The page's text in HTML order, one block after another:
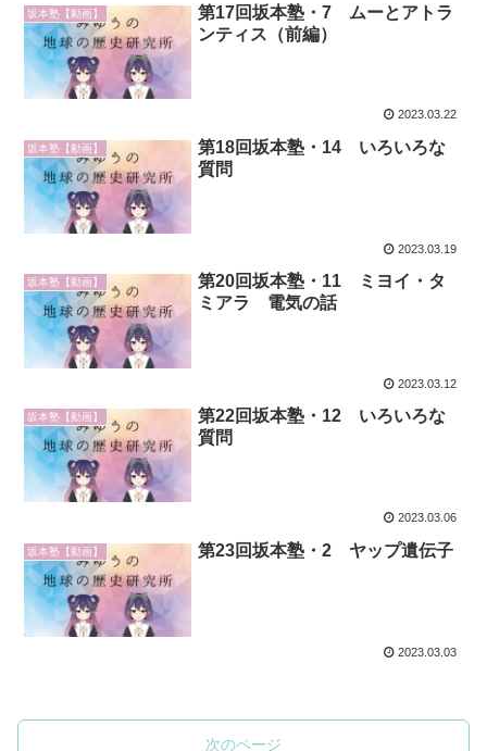
坂本塾【動画】
第17回坂本塾・7 ムーとアトラ
ンティス（前編）
2023.03.22
坂本塾【動画】
第18回坂本塾・14 いろいろな
質問
2023.03.19
坂本塾【動画】
第20回坂本塾・11 ミヨイ・タ
ミアラ 電気の話
2023.03.12
坂本塾【動画】
第22回坂本塾・12 いろいろな
質問
2023.03.06
坂本塾【動画】 第23回坂本塾・2 ヤップ遺伝子
2023.03.03
次のページ